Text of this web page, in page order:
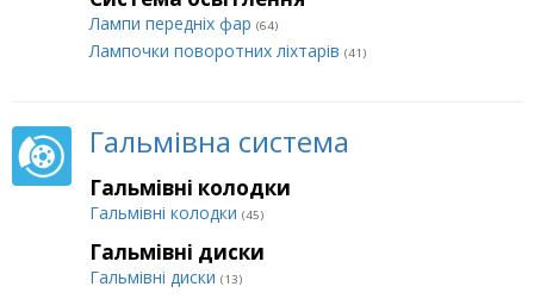
Лампи передніх фар (64)
Лампочки поворотних ліхтарів (41)
Гальмівна система
Гальмівні колодки
Гальмівні колодки (45)
Гальмівні диски
Гальмівні диски (13)